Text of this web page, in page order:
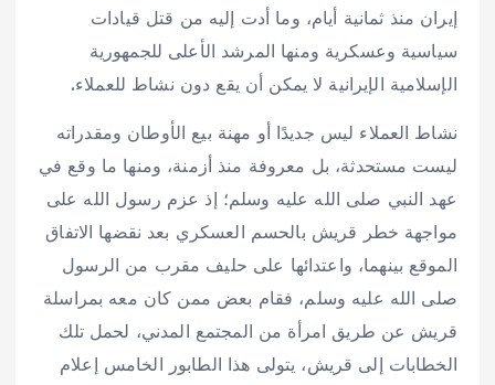
إيران منذ ثمانية أيام، وما أدت إليه من قتل قيادات
سياسية وعسكرية ومنها المرشد الأعلى للجمهورية
الإسلامية الإيرانية لا يمكن أن يقع دون نشاط للعملاء.
نشاط العملاء ليس جديدًا أو مهنة بيع الأوطان ومقدراته
ليست مستحدثة، بل معروفة منذ أزمنة، ومنها ما وقع في
عهد النبي صلى الله عليه وسلم؛ إذ عزم رسول الله على
مواجهة خطر قريش بالحسم العسكري بعد نقضها الاتفاق
الموقع بينهما، واعتدائها على حليف مقرب من الرسول
صلى الله عليه وسلم، فقام بعض ممن كان معه بمراسلة
قريش عن طريق امرأة من المجتمع المدني، لحمل تلك
الخطابات إلى قريش، يتولى هذا الطابور الخامس إعلام